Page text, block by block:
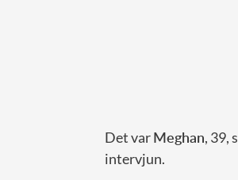
Det varMeghan, 39,
intervjun.